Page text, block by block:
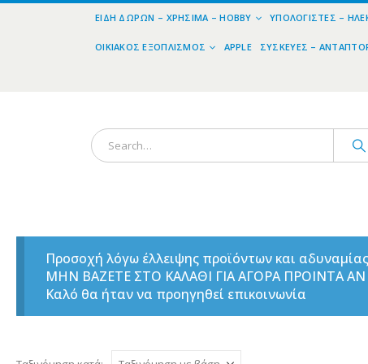
ΕΊΔΗ ΔΏΡΩΝ – ΧΡΉΣΙΜΑ – HOBBY ΥΠΟΛΟΓΙΣΤΈΣ –
ΟΙΚΙΑΚΌΣ ΕΞΟΠΛΙΣΜΌΣ APPLE ΣΥΣΚΕΥΈΣ –
Προσοχή λόγω έλλειψης προϊόντων και
ΜΗΝ ΒΑΖΕΤΕ ΣΤΟ ΚΑΛΑΘΙ ΓΙΑ ΑΓΟΡΑ ΠΡΟΙΝΤΑ
Καλό θα ήταν να προηγηθεί επικοινωνία